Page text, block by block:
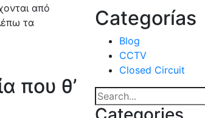
από
τα
που θ’
Categorías
Blog
CCTV
Closed Circuit